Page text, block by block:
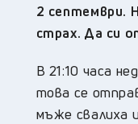
2 септември.
страх. Да си
В 21:10 часа
това се
мъже свалиха